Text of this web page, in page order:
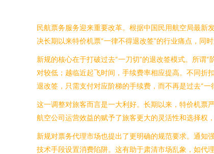
民航票务服务迎来重要改革。根据中国民用航空局最新
决长期以来特价机票“一律不得退改签”的行业痛点，同
新规的核心在于打破过去“一刀切”的退改签模式。所谓
对较低；越临近起飞时间，手续费率相应提高。不同折
退改签，只需支付对应阶梯的手续费，而不再是过去“一
这一调整对旅客而言是一大利好。长期以来，特价机票
航空公司运营效益的赋予了旅客更大的灵活性和选择权
新规对票务代理市场也提出了更明确的规范要求。通知
技术手段设置消费陷阱。这有助于肃清市场乱象，如代